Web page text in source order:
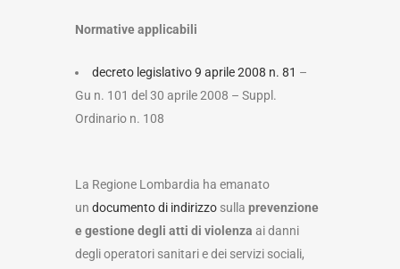
Normative applicabili
decreto legislativo 9 aprile 2008 n. 81 –
Gu n. 101 del 30 aprile 2008 – Suppl.
Ordinario n. 108
La Regione Lombardia ha emanato
un documento di indirizzo sulla prevenzione
e gestione degli atti di violenza ai danni
degli operatori sanitari e dei servizi sociali,